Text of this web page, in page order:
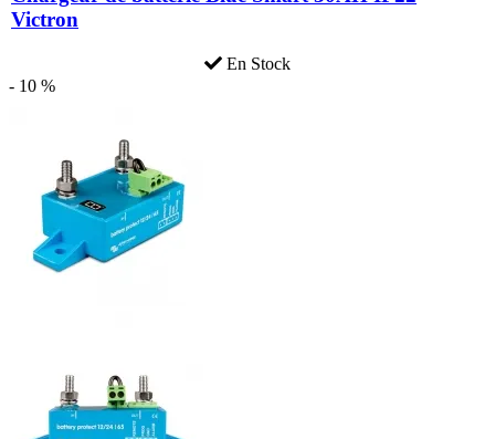
Victron
En Stock
- 10 %